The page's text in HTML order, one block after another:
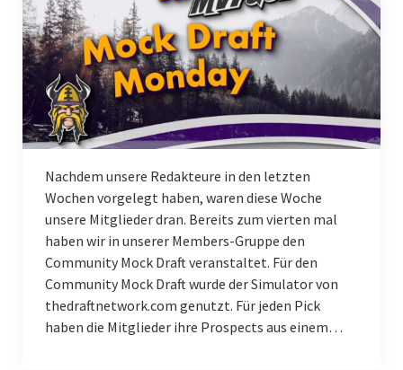
Nachdem unsere Redakteure in den letzten
Wochen vorgelegt haben, waren diese Woche
unsere Mitglieder dran. Bereits zum vierten mal
haben wir in unserer Members-Gruppe den
Community Mock Draft veranstaltet. Für den
Community Mock Draft wurde der Simulator von
thedraftnetwork.com genutzt. Für jeden Pick
haben die Mitglieder ihre Prospects aus einem…